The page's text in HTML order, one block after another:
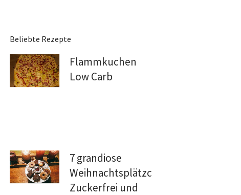
Beliebte Rezepte
Flammkuchen
Low Carb
7 grandiose
Weihnachtsplätzchen:
Zuckerfrei und